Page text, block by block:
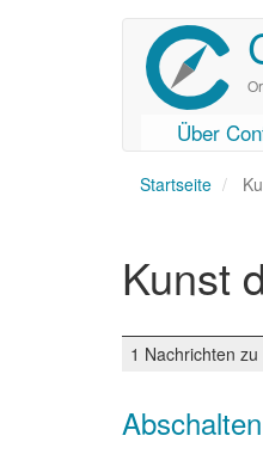
User
Main
Über
Startseite
Kunst
1 Nachrichten